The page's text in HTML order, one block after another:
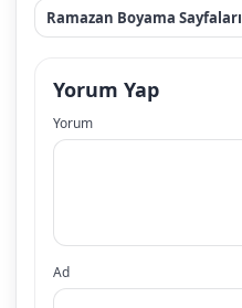
Ramazan Boyama Sayfaları
Yorum Yap
Yorum
Ad